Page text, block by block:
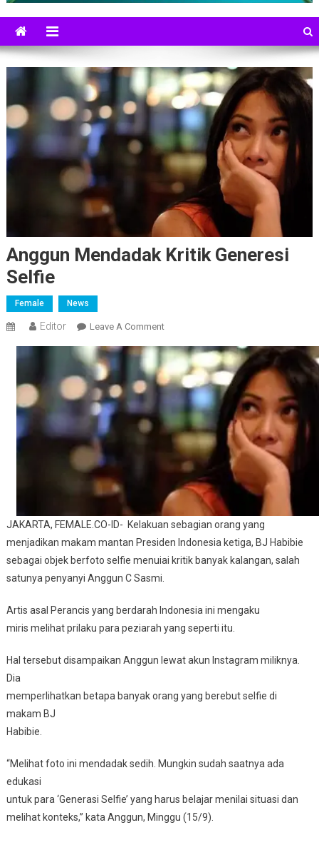
Anggun Mendadak Kritik Generesi
Selfie
Female News
Editor Leave A CommentOn
Mendadak
Kritik
Generesi
Selfie
JAKARTA, FEMALE.CO-ID- Kelakuan sebagian orang yang
menjadikan makam mantan Presiden Indonesia ketiga, BJ Habibie
sebagai objek berfoto selfie menuiai kritik banyak kalangan, salah
satunya penyanyi Anggun C Sasmi.
Artis asal Perancis yang berdarah Indonesia ini mengaku
miris melihat prilaku para peziarah yang seperti itu.
Hal tersebut disampaikan Anggun lewat akun Instagram miliknya.
Dia
memperlihatkan betapa banyak orang yang berebut selfie di
makam BJ
Habibie.
“Melihat foto ini mendadak sedih. Mungkin sudah saatnya ada
edukasi
untuk para ‘Generasi Selfie’ yang harus belajar menilai situasi dan
melihat konteks,” kata Anggun, Minggu (15/9).